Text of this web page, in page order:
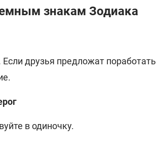
знакам Зодиака
друзья предложат поработать
в одиночку.